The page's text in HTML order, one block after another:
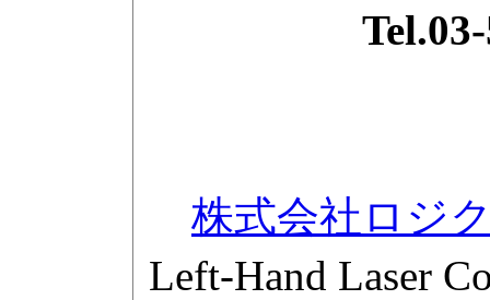
Tel.03-
株式会社ロジ
Left-Hand Laser